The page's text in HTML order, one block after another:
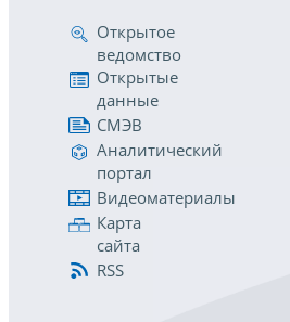
Открытое
ведомство
Открытые
данные
СМЭВ
Аналитический
портал
Видеоматериалы
Карта
сайта
RSS